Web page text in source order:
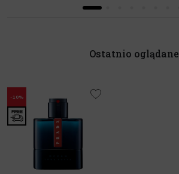
Ostatnio oglądane
-10%